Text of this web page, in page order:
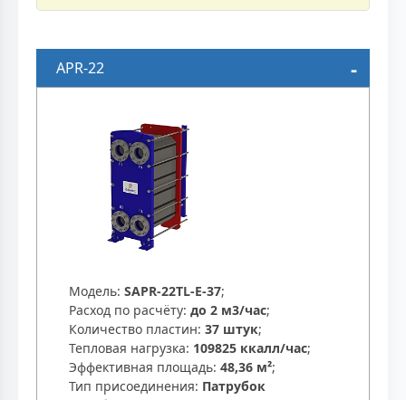
APR-22
Модель: SAPR-22TL-E-37;
Расход по расчёту: до 2 м3/час;
Количество пластин: 37 штук;
Тепловая нагрузка: 109825 ккалл/час;
Эффективная площадь: 48,36 м²;
Тип присоединения: Патрубок